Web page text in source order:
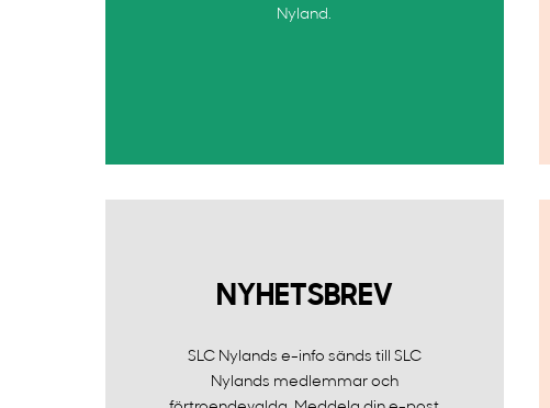
Nyland.
NYHETSBREV
SLC Nylands e-info sänds till SLC
Nylands medlemmar och